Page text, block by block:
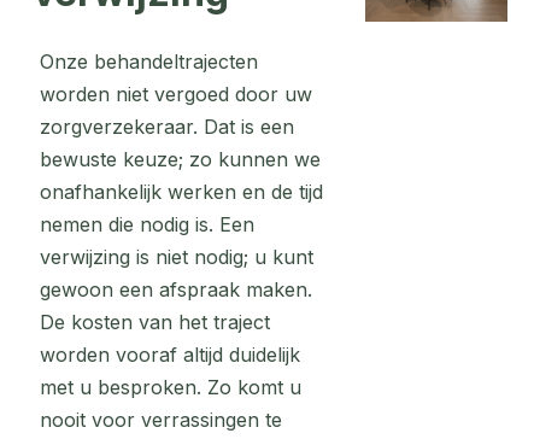
Onze behandeltrajecten
worden niet vergoed door uw
zorgverzekeraar. Dat is een
bewuste keuze; zo kunnen we
onafhankelijk werken en de tijd
nemen die nodig is. Een
verwijzing is niet nodig; u kunt
gewoon een afspraak maken.
De kosten van het traject
worden vooraf altijd duidelijk
met u besproken. Zo komt u
nooit voor verrassingen te